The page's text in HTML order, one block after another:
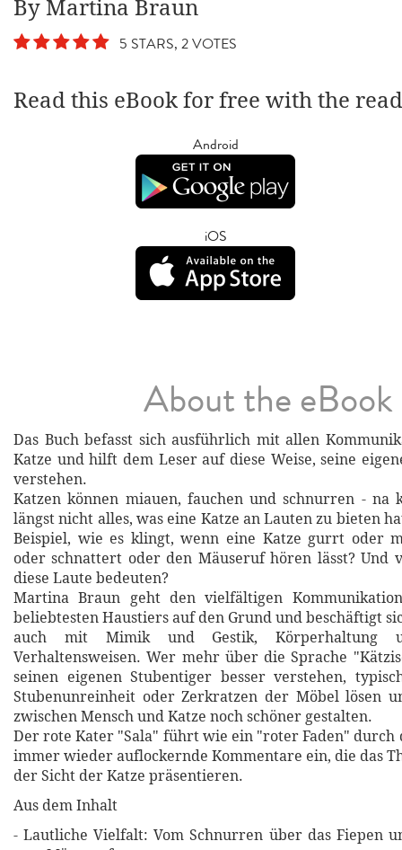
By Martina Braun
5 STARS, 2 VOTES
Read this eBook for free with the
Android
iOS
About the eBook
Das Buch befasst sich ausführlich mit allen
Katze und hilft dem Leser auf diese Weise, seine
verstehen.
Katzen können miauen, fauchen und schnurren - na
längst nicht alles, was eine Katze an Lauten zu bieten
Beispiel, wie es klingt, wenn eine Katze gurrt oder
oder schnattert oder den Mäuseruf hören lässt? Und
diese Laute bedeuten?
Martina Braun geht den vielfältigen
beliebtesten Haustiers auf den Grund und beschäftigt
auch mit Mimik und Gestik, Körperhaltung
Verhaltensweisen. Wer mehr über die Sprache
seinen eigenen Stubentiger besser verstehen,
Stubenunreinheit oder Zerkratzen der Möbel lösen
zwischen Mensch und Katze noch schöner gestalten.
Der rote Kater "Sala" führt wie ein "roter Faden" durch
immer wieder auflockernde Kommentare ein, die das
der Sicht der Katze präsentieren.
Aus dem Inhalt
- Lautliche Vielfalt: Vom Schnurren über das Fiepen